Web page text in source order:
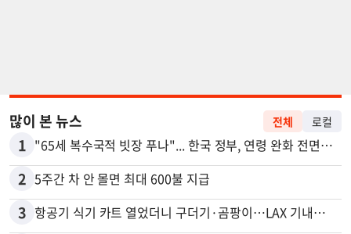
많이 본 뉴스 전체 로컬
1 "65세 복수국적 빗장 푸나"... 한국 정부, 연령 완화 전면 추진
2 5주간 차 안 몰면 최대 600불 지급
3 항공기 식기 카트 열었더니 구더기·곰팡이…LAX 기내식 업체 논란